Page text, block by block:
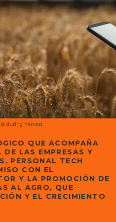
during harvest
QUE ACOMPAÑA
LAS EMPRESAS Y
PERSONAL TECH
CON EL
Y LA PROMOCIÓN DE
AL AGRO, QUE
Y EL CRECIMIENTO